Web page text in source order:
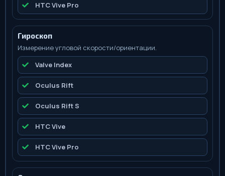
HTC Vive Pro
Гироскоп
Измерение угловой скорости/ориентации.
Valve Index
Oculus Rift
Oculus Rift S
HTC Vive
HTC Vive Pro